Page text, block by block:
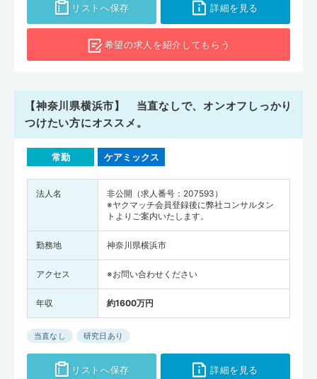
リストへ保存 詳細を見る
希望の求人を紹介してもらう
【神奈川県横浜市】 当直なしで、オンオフしっかり
つけたい方にオススメ。
常勤 ケアミックス
法人名
非公開（求人番号：207593）
※ヤクマッチ会員登録後に弊社コンサルタン
トよりご案内いたします。
勤務地 神奈川県横浜市
アクセス ※お問い合わせください
年収 約1600万円
当直なし 研究日あり
リストへ保存 詳細を見る